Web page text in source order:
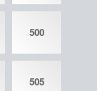
500
505